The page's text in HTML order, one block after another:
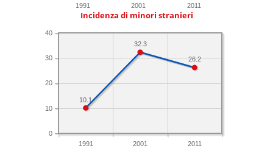
1991 2001 2011
Incidenza di minori stranieri
1991 2001 2011
0
10
20
30
40
26.2
32.3
10.1